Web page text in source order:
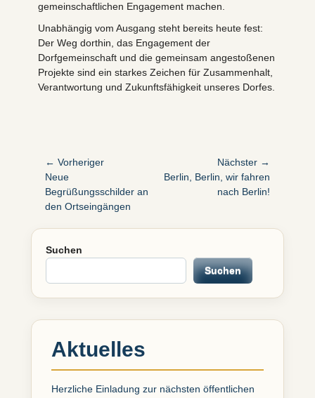
gemeinschaftlichen Engagement machen.
Unabhängig vom Ausgang steht bereits heute fest:
Der Weg dorthin, das Engagement der
Dorfgemeinschaft und die gemeinsam angestoßenen
Projekte sind ein starkes Zeichen für Zusammenhalt,
Verantwortung und Zukunftsfähigkeit unseres Dorfes.
Beitragsnavigation
← Vorheriger
Vorheriger
Beitrag:
Neue
Begrüßungsschilder an
den Ortseingängen
Nächster →
Nächster
Berlin, Berlin, wir fahren
nach Berlin!
Suchen
Suchen
Aktuelles
Herzliche Einladung zur nächsten öffentlichen